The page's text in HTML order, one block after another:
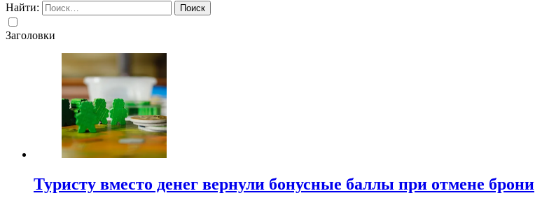
Найти:
Заголовки
Туристу вместо денег вернули бонусные баллы при отмене брони